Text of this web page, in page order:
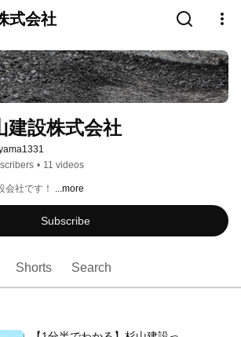
式会社
建設株式会社
• 11 videos
会社です！ ...more
Subscribe
Shorts Search